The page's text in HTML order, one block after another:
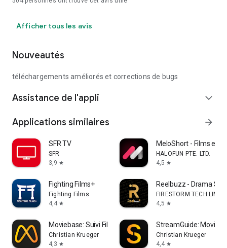
Afficher tous les avis
Nouveautés
téléchargements améliorés et corrections de bugs
Assistance de l'appli expand_more
Applications similaires arrow_forward
SFR TV
SFR
3,9 star
MeloShort - Films et
HALOFUN PTE. LTD.
4,5 star
Fighting Films+
Fighting Films
4,4 star
Reelbuzz - Drama
FIRESTORM TECH
4,5 star
Moviebase: Suivi Films & TV
Christian Krueger
4,3 star
StreamGuide: Movies
Christian Krueger
4,4 star